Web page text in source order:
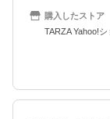
購入したストア
TARZA Yahoo!